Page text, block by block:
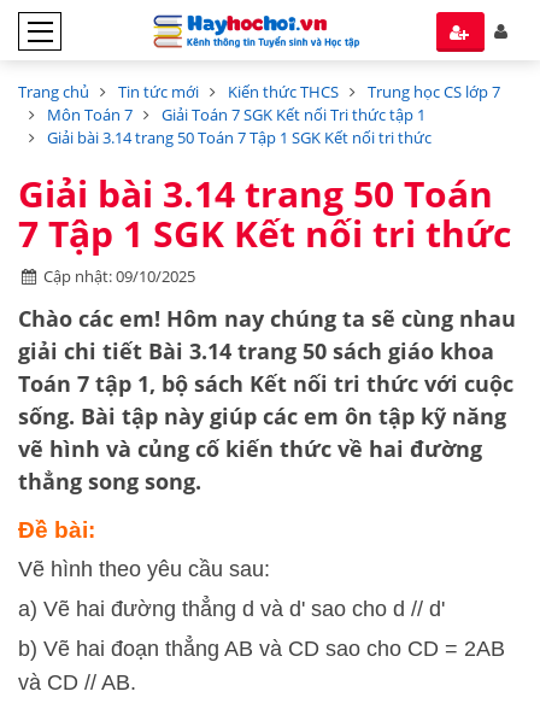
Trang chủ Tin tức mới Kiến thức THCS
Trung học CS lớp 7
Môn Toán 7
Giải Toán 7 SGK Kết nối Tri thức tập 1
Giải bài 3.14 trang 50 Toán 7 Tập 1 SGK Kết nối tri thức
Giải bài 3.14 trang 50 Toán
7 Tập 1 SGK Kết nối tri thức
Cập nhật: 09/10/2025
Chào các em! Hôm nay chúng ta sẽ cùng nhau
giải chi tiết Bài 3.14 trang 50 sách giáo khoa
Toán 7 tập 1, bộ sách Kết nối tri thức với cuộc
sống. Bài tập này giúp các em ôn tập kỹ năng
vẽ hình và củng cố kiến thức về hai đường
thẳng song song.
Đề bài:
Vẽ hình theo yêu cầu sau:
a) Vẽ hai đường thẳng d và d' sao cho d // d'
b) Vẽ hai đoạn thẳng AB và CD sao cho CD = 2AB
và CD // AB.